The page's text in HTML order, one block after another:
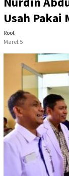
Usah Pakai
Root
Maret 5